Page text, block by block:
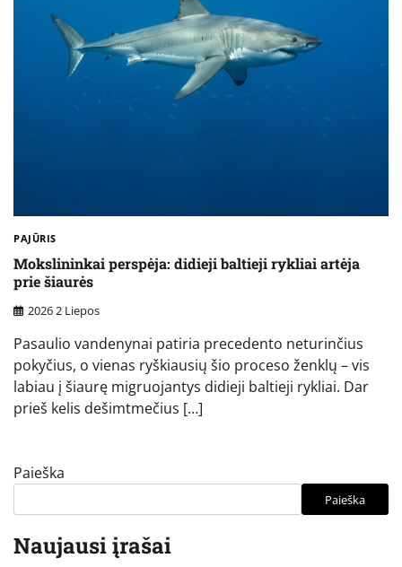
PAJŪRIS
Mokslininkai perspėja: didieji baltieji rykliai artėja
prie šiaurės
2026 2 Liepos
Pasaulio vandenynai patiria precedento neturinčius
pokyčius, o vienas ryškiausių šio proceso ženklų – vis
labiau į šiaurę migruojantys didieji baltieji rykliai. Dar
prieš kelis dešimtmečius […]
Paieška
Paieška
Naujausi įrašai